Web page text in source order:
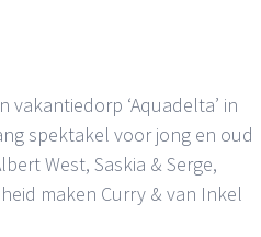
vakantiedorp ‘Aquadelta’ in
spektakel voor jong en oud
West, Saskia & Serge,
maken Curry & van Inkel